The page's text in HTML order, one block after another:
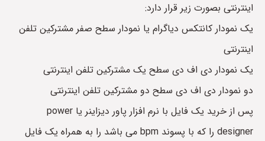
اینترنتی بصورت زیر قرار دارد:
یک نمودار کانتکس دیاگرام یا نمودار سطح صفر مشترکین تلفن
اینترنتی
یک نمودار دی اف دی سطح یک مشترکین تلفن اینترنتی
دو نمودار دی اف دی سطح دو مشترکین تلفن اینترنتی
پس از خرید یک فایل با نرم افزار پاور دیزاینر یا power
designer را که با پسوند bpm می باشد را به همراه یک فایل